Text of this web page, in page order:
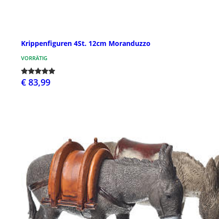
Krippenfiguren 4St. 12cm Moranduzzo
VORRÄTIG
€ 83,99